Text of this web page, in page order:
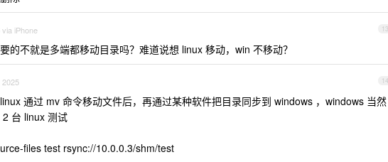
13
iPhone
的不就是多端都移动目录吗？难道说想 linux 移动，win 不移动？
14
2025
通过 mv 命令移动文件后，再通过某种软件把目录同步到 windows ，windows 当然
台 linux 测试
files test rsync://10.0.0.3/shm/test